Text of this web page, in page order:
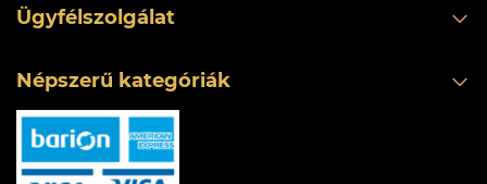
Ügyfélszolgálat
Népszerű kategóriák